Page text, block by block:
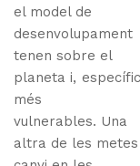
el model de
tenen sobre el
planeta i,
més
vulnerables. Una
altra de les